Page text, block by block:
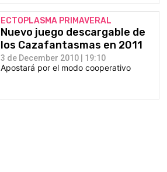
ECTOPLASMA PRIMAVERAL
Nuevo juego descargable de
los Cazafantasmas en 2011
3 de December 2010 | 19:10
Apostará por el modo cooperativo